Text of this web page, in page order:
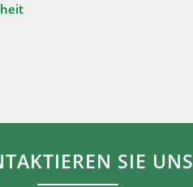
SIE UNS